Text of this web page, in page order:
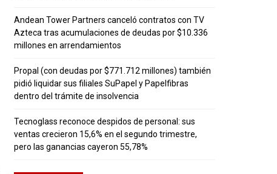
Andean Tower Partners canceló contratos con TV
Azteca tras acumulaciones de deudas por $10.336
millones en arrendamientos
Propal (con deudas por $771.712 millones) también
pidió liquidar sus filiales SuPapel y Papelfibras
dentro del trámite de insolvencia
Tecnoglass reconoce despidos de personal: sus
ventas crecieron 15,6% en el segundo trimestre,
pero las ganancias cayeron 55,78%